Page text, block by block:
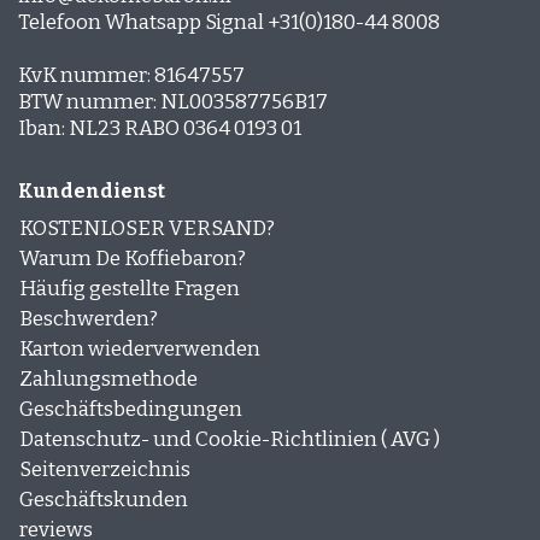
Telefoon Whatsapp Signal +31(0)180-44 8008
KvK nummer: 81647557
BTW nummer: NL003587756B17
Iban: NL23 RABO 0364 0193 01
Kundendienst
KOSTENLOSER VERSAND?
Warum De Koffiebaron?
Häufig gestellte Fragen
Beschwerden?
Karton wiederverwenden
Zahlungsmethode
Geschäftsbedingungen
Datenschutz- und Cookie-Richtlinien ( AVG )
Seitenverzeichnis
Geschäftskunden
reviews